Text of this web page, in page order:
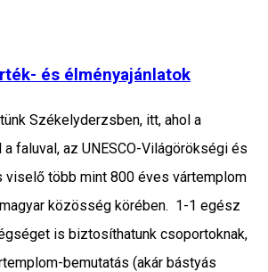
és élményajánlatok
Székelyderzsben, itt, ahol a
faluval, az UNESCO-Világörökségi és
viselő több mint 800 éves vártemplom
közösség körében. 1-1 egész
is biztosíthatunk csoportoknak,
bemutatás (akár bástyás